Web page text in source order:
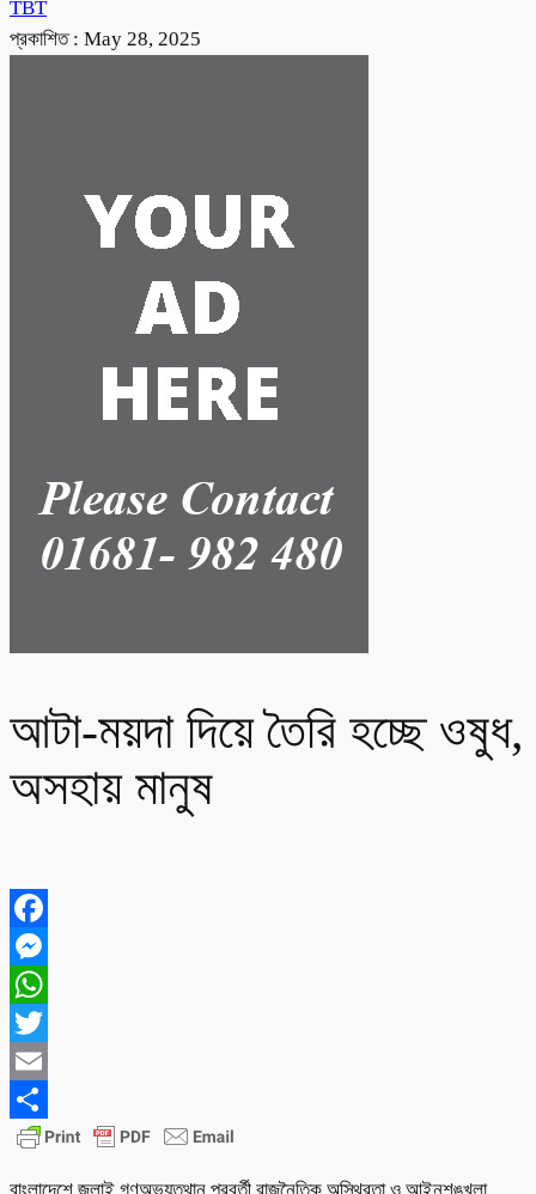
TBT
প্রকাশিত : May 28, 2025
আটা-ময়দা দিয়ে তৈরি হচ্ছে ওষুধ,
অসহায় মানুষ
Facebook
Messenger
WhatsApp
Twitter
Email
Share
বাংলাদেশে জুলাই গণঅভ্যুত্থান পরবর্তী রাজনৈতিক অস্থিরতা ও আইনশৃঙ্খলা